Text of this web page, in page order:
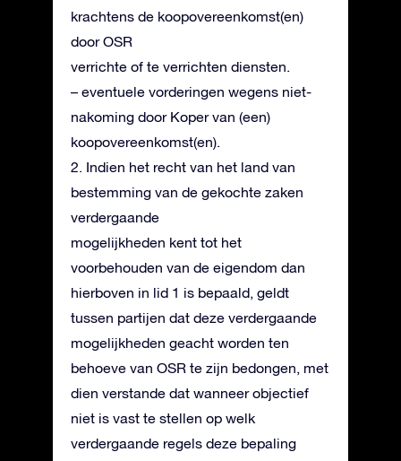
krachtens de koopovereenkomst(en)
door OSR
verrichte of te verrichten diensten.
– eventuele vorderingen wegens niet-
nakoming door Koper van (een)
koopovereenkomst(en).
2. Indien het recht van het land van
bestemming van de gekochte zaken
verdergaande
mogelijkheden kent tot het
voorbehouden van de eigendom dan
hierboven in lid 1 is bepaald, geldt
tussen partijen dat deze verdergaande
mogelijkheden geacht worden ten
behoeve van OSR te zijn bedongen, met
dien verstande dat wanneer objectief
niet is vast te stellen op welk
verdergaande regels deze bepaling